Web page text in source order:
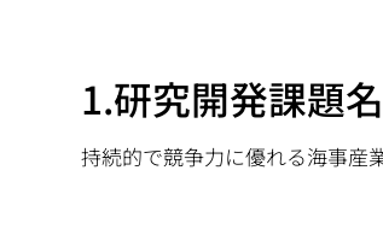
1.研究開発課題名
持続的で競争力に優れる海事産